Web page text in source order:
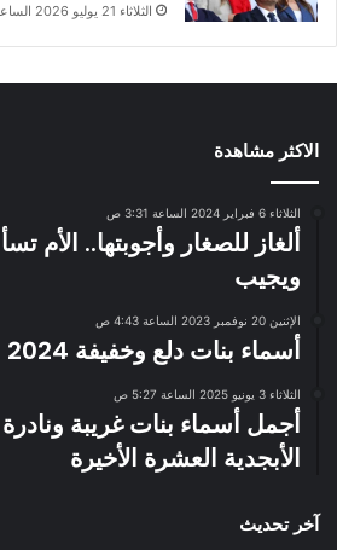
الثلاثاء 21 يوليو 2026 الساعة 5:53 ص
الاكثر مشاهدة
الثلاثاء 6 فبراير 2024 الساعة 3:31 ص
ألغاز للصغار وأجوبتها.. الأم
ويجيب
الإثنين 20 نوفمبر 2023 الساعة 4:43 ص
أسماء بنات دلع وخفيفة 2024
الثلاثاء 3 يونيو 2025 الساعة 5:27 ص
أجمل أسماء بنات غريبة
الأبجدية العشرة الأخيرة
آخر تحديث